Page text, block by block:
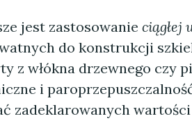
jest zastosowanie ciągłej
do konstrukcji
z włókna drzewnego czy
i
zadeklarowanych